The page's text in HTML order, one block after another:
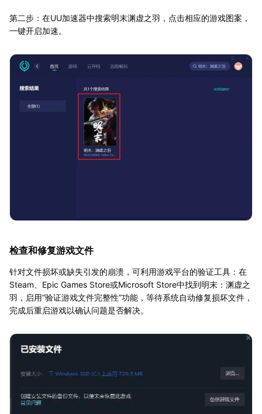
第二步：在UU加速器中搜索明末渊虚之羽，点击相应的游戏图案，
一键开启加速。
检查和修复游戏文件
针对文件损坏或缺失引发的崩溃，可利用游戏平台的验证工具：在
Steam、Epic Games Store或Microsoft Store中找到明末：渊虚之
羽，启用“验证游戏文件完整性”功能，等待系统自动修复损坏文件，
完成后重启游戏以确认问题是否解决。